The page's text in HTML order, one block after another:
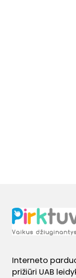
Interneto
prižiūri UAB